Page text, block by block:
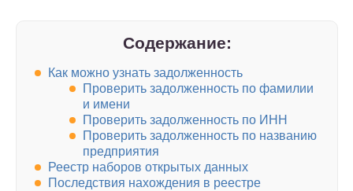
Содержание:
Как можно узнать задолженность
Проверить задолженность по фамилии
и имени
Проверить задолженность по ИНН
Проверить задолженность по названию
предприятия
Реестр наборов открытых данных
Последствия нахождения в реестре